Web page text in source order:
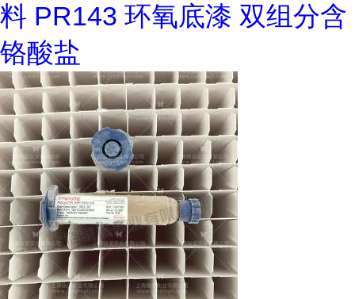
料 PR143 环氧底漆 双组分含
铬酸盐